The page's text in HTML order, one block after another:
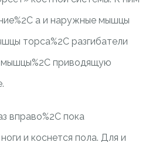
а и наружные мышцы
торса%2C разгибатели
мышцы%2C приводящую
вправо%2C пока
и коснется пола. Для и